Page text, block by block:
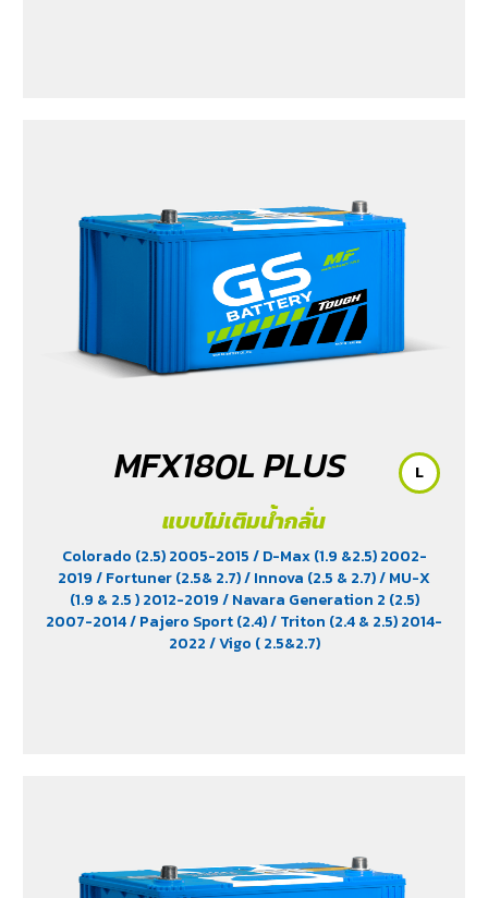
MFX180L PLUS
แบบไม่เติมน้ำกลั่น
Colorado (2.5) 2005-2015/ D-Max (1.9 &2.5) 2002-
2019/ Fortuner (2.5& 2.7)/ Innova (2.5 & 2.7)/ MU-X
(1.9 & 2.5 ) 2012-2019/ Navara Generation 2 (2.5)
2007-2014/ Pajero Sport (2.4)/ Triton (2.4 & 2.5) 2014-
2022/ Vigo ( 2.5&2.7)
L